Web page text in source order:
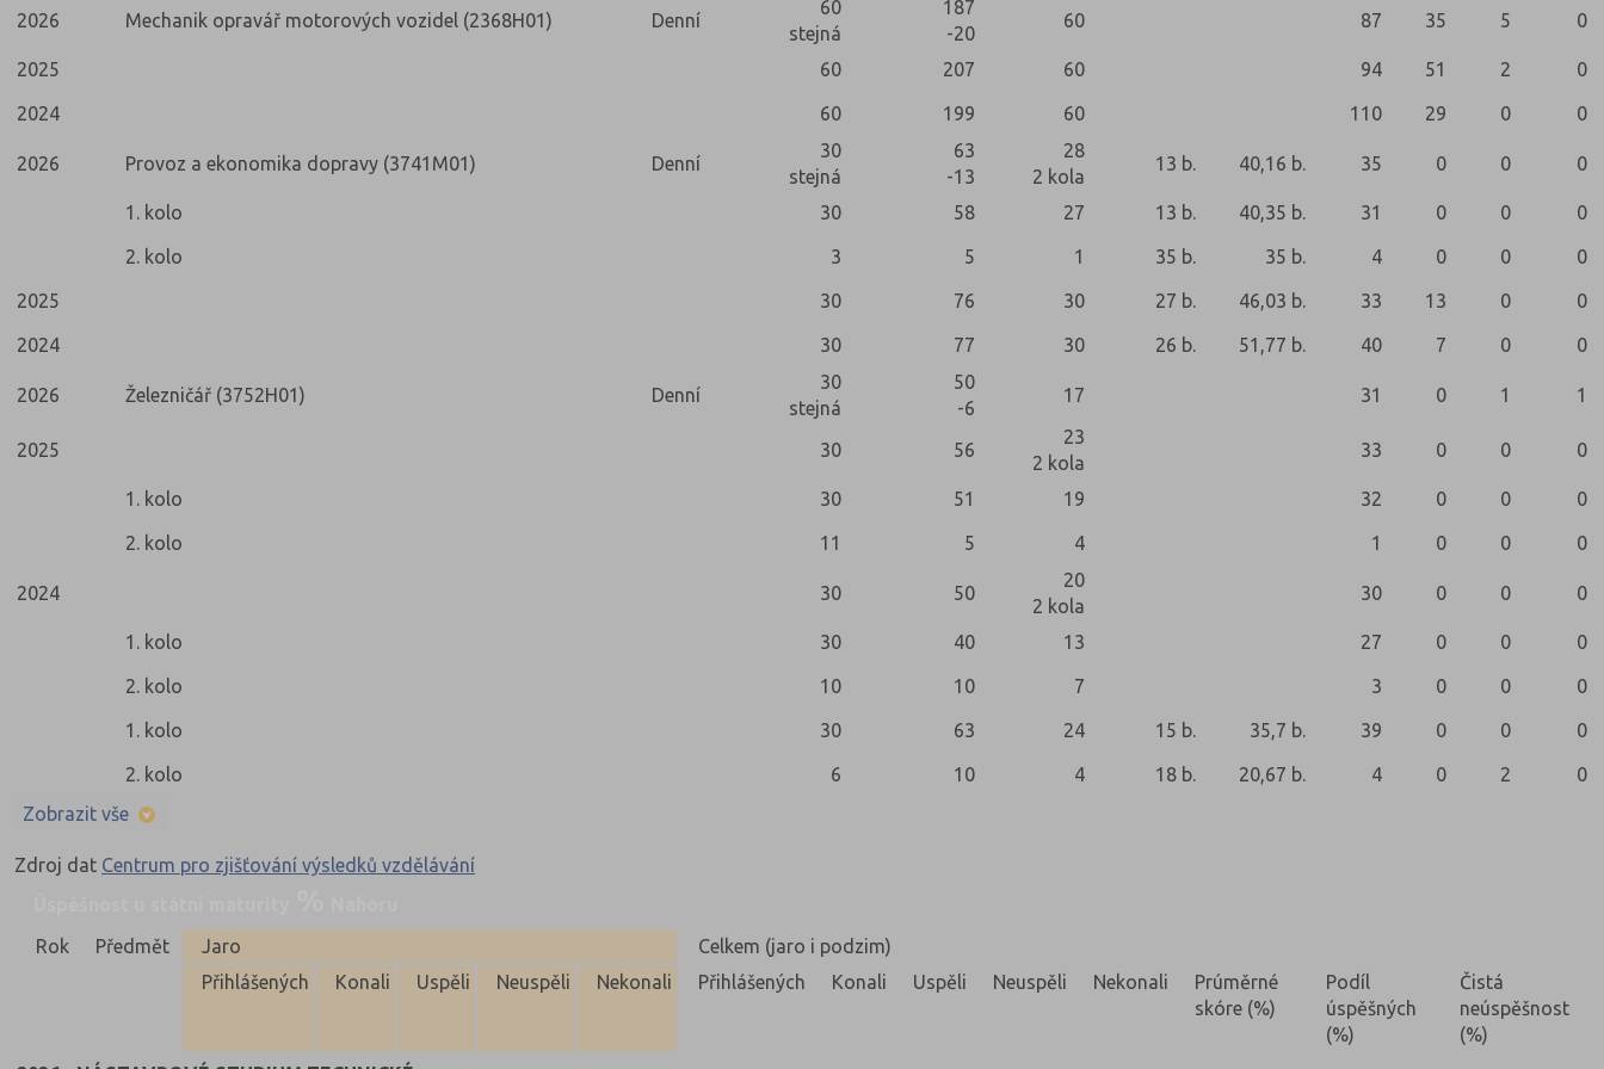
2026 Mechanik opravář motorových vozidel (2368H01) Denní
60
stejná
187
-20
60 87 35 5 0
2025 60 207 60 94 51 2 0
2024 60 199 60 110 29 0 0
2026 Provoz a ekonomika dopravy (3741M01) Denní
30
stejná
63
-13
28
2 kola
13 b. 40,16 b. 35 0 0 0
1. kolo 30 58 27 13 b. 40,35 b. 31 0 0 0
2. kolo 3 5 1 35 b. 35 b. 4 0 0 0
2025 30 76 30 27 b. 46,03 b. 33 13 0 0
2024 30 77 30 26 b. 51,77 b. 40 7 0 0
2026 Železničář (3752H01) Denní
30
stejná
50
-6
17 31 0 1 1
2025 30 56
23
2 kola
33 0 0 0
1. kolo 30 51 19 32 0 0 0
2. kolo 11 5 4 1 0 0 0
2024 30 50
20
2 kola
30 0 0 0
1. kolo 30 40 13 27 0 0 0
2. kolo 10 10 7 3 0 0 0
1. kolo 30 63 24 15 b. 35,7 b. 39 0 0 0
2. kolo 6 10 4 18 b. 20,67 b. 4 0 2
0
Zobrazit vše
Zdroj dat Centrum pro zjišťování výsledků vzdělávání
Rok
Předmět Jaro
Celkem (jaro i podzim)
Přihlášených
Konali Uspěli Neuspěli Nekonali Přihlášených Konali Uspěli Neuspěli Nekonali
Prúměrné
skóre (%)
Podíl
úspěšných
(%)
Čistá
neúspěšnost
(%)